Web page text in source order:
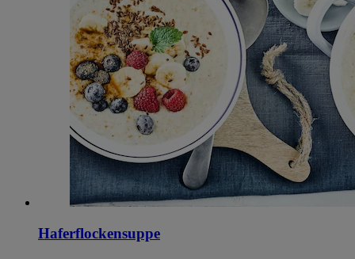
Haferflockensuppe